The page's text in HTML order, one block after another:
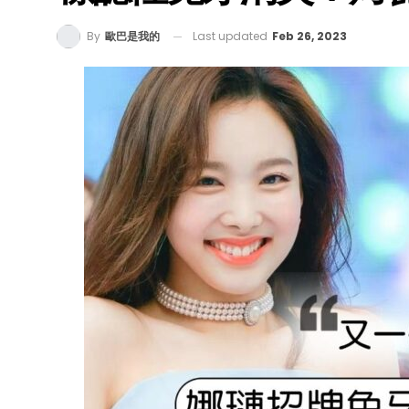
By 歐巴是我的 Last updated Feb 26, 2023